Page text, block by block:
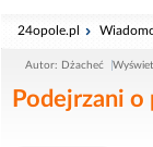
24opole.pl
Autor: Dżacheć
Podejrzani